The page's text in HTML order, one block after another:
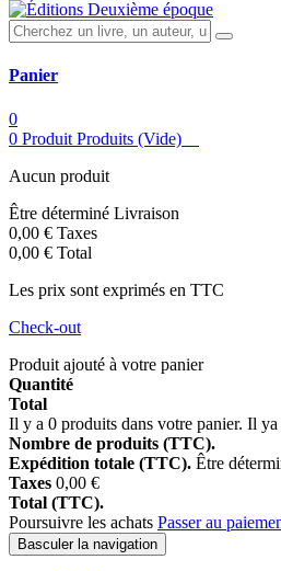
Panier
0
0 Produit Produits (Vide)
Aucun produit
Être déterminé Livraison
0,00 € Taxes
0,00 € Total
Les prix sont exprimés en TTC
Check-out
Produit ajouté à votre panier
Quantité
Total
Il y a 0 produits dans votre panier. Il ya
Nombre de produits (TTC).
Expédition totale (TTC). Être
Taxes 0,00 €
Total (TTC).
Poursuivre les achats Passer au
Basculer la navigation